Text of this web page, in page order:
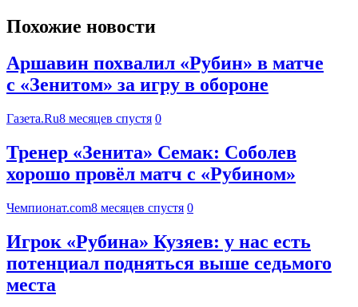
Похожие новости
Аршавин похвалил «Рубин» в матче
с «Зенитом» за игру в обороне
Газета.Ru8 месяцев спустя 0
Тренер «Зенита» Семак: Соболев
хорошо провёл матч с «Рубином»
Чемпионат.com8 месяцев спустя 0
Игрок «Рубина» Кузяев: у нас есть
потенциал подняться выше седьмого
места